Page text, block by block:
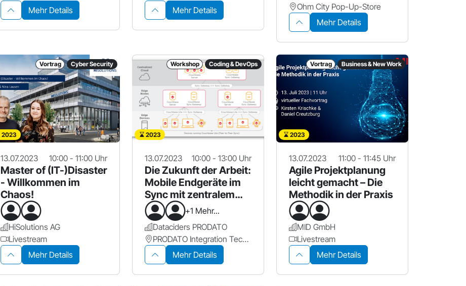
Mehr Details
Mehr Details
Ohm City Pop-Up-Store
Mehr Details
Vortrag Cyber Security
2023
13.07.2023 10:00 - 11:00 Uhr
Master of (IT-)Disaster
- Willkommen im
Chaos!
HiSolutions AG
Livestream
Mehr Details
Workshop Coding & DevOps
2023
13.07.2023 10:00 - 13:00 Uhr
Die Zukunft der Arbeit:
Mobile Endgeräte im
Sync mit zentralem
Backend+1 Mehr...
Dataciders PRODATO
PRODATO Integration Technology GmbH
Mehr Details
Vortrag Business & New Work
2023
13.07.2023 11:00 - 11:45 Uhr
Agile Projektplanung
leicht gemacht – Die
Methodik in der Praxis
MID GmbH
Livestream
Mehr Details